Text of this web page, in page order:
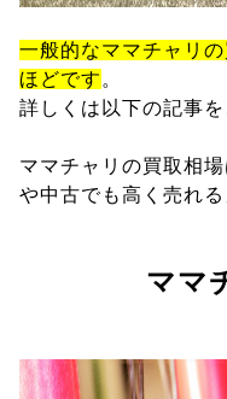
一般的なママチャリ
ほどです 。
詳しくは以下の記事を
ママチャリの買取相
や中古でも高く売れ
ママ